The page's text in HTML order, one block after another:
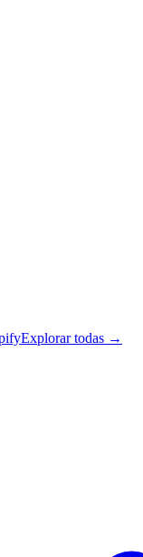
Explorar todas →